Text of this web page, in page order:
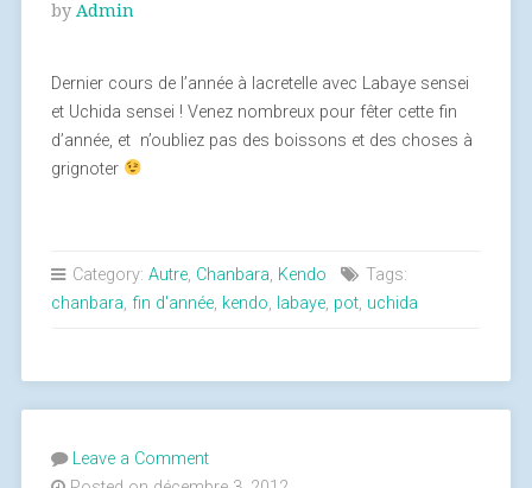
by Admin
Dernier cours de l’année à lacretelle avec Labaye sensei
et Uchida sensei ! Venez nombreux pour fêter cette fin
d’année, et n’oubliez pas des boissons et des choses à
grignoter
Category: Autre, Chanbara, Kendo
Tags:
chanbara, fin d'année, kendo, labaye, pot, uchida
Leave a Comment